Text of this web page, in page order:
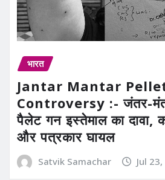
भारत
Jantar Mantar
Controversy :- जंतर-
पैलेट गन इस्तेमाल का दावा,
और पत्रकार घायल
Satvik Samachar Jul